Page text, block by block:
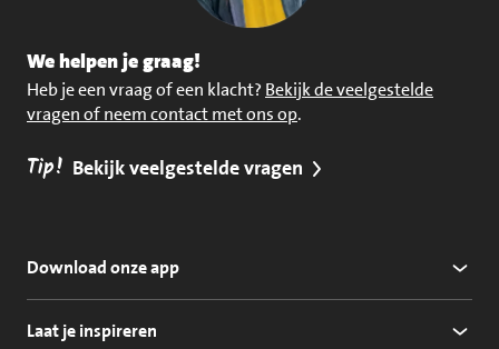
We helpen je graag!
Heb je een vraag of een klacht? Bekijk de veelgestelde
vragen of neem contact met ons op.
Tip! Bekijk veelgestelde vragen
Download onze app
Laat je inspireren